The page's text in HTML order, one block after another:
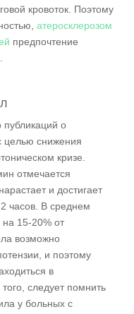
кровоток. Поэтому
атеросклерозом
предпочтение
публикаций о
целью снижения
кризе.
отмечается
и достигает
часов. В среднем
15-20% от
возможно
и поэтому
в
следует помнить
у больных с